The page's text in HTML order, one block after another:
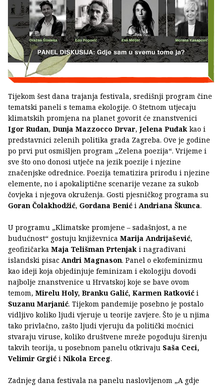
Tijekom šest dana trajanja festivala, središnji program čine
tematski paneli s temama ekologije. O štetnom utjecaju
klimatskih promjena na planet govorit će znanstvenici
Igor Rudan, Dunja Mazzocco Drvar, Jelena Puđak kao i
predstavnici zelenih politika grada Zagreba. Ove je godine
po prvi put osmišljen program „Zelena poezija“. Vrijeme i
sve što ono donosi utječe na jezik poezije i njezine
značenjske odrednice. Poezija tematizira prirodu i njezine
elemente, no i apokaliptične scenarije vezane za sukob
čovjeka i njegova okruženja. Gosti pjesničkog programa su
Goran Čolakhodžić, Gordana Benić i Andriana Škunca.
U programu „Klimatske promjene – sadašnjost, a ne
budućnost“ gostuju književnica Marija Andrijašević,
geofizičarka Maja Telišman Prtenjak i nagrađivani
islandski pisac Andri Magnason. Panel o ekofeminizmu
kao ideji koja objedinjuje feminizam i ekologiju dovodi
najbolje znanstvenice u Hrvatskoj koje se bave ovom
temom, Mirelu Holy, Branku Galić, Karmen Ratković i
Suzanu Marjanić. Tijekom pandemije posebno je postalo
vidljivo koliko ljudi vjeruje u teorije zavjere. Što je u njima
tako privlačno, zašto ljudi vjeruju da politički moćnici
stvaraju viruse, koliko društvene mreže pogoduju širenju
takvih teorija, u posebnom panelu otkrivaju Saša Ceci,
Velimir Grgić i Nikola Erceg.
Zadnjeg dana festivala na panelu naslovljenom „A gdje